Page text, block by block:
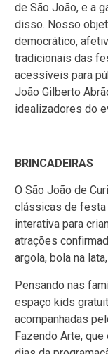
de São João, e a
disso. Nosso
democrático,
tradicionais das
acessíveis para
João Gilberto
idealizadores do
BRINCADEIRAS
O São João de
clássicas de festa
interativa para
atrações
argola, bola na
Pensando nas
espaço kids
acompanhadas
Fazendo Arte,